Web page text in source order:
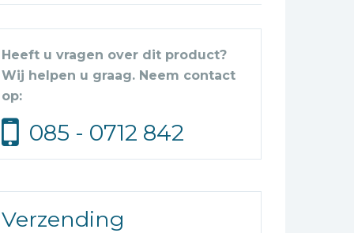
Heeft u vragen over dit product?
Wij helpen u graag. Neem contact
op:
085 - 0712 842
Verzending